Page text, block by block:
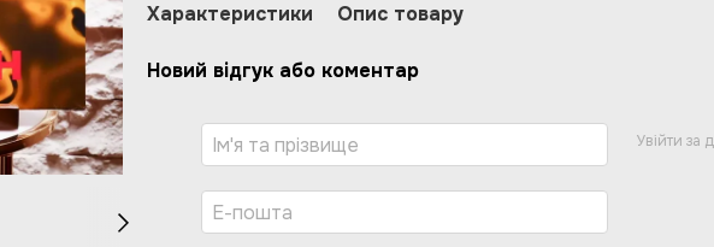
Характеристики Опис товару
Новий відгук або коментар
Увійти за